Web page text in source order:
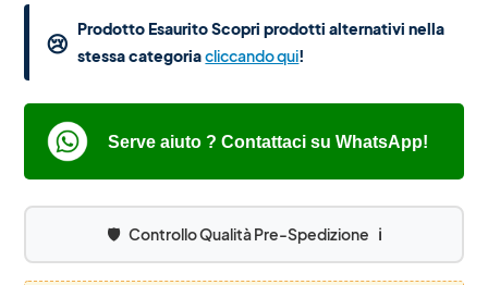
😢
Prodotto Esaurito Scopri prodotti alternativi nella
stessa categoriacliccando qui!
Serve aiuto ? Contattaci su WhatsApp!
🛡️ Controllo Qualità Pre-Spedizione ℹ️